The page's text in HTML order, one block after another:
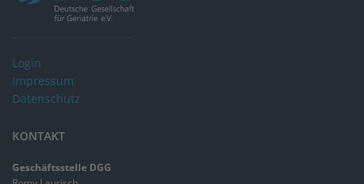
Login
Impressum
Datenschutz
KONTAKT
Geschäftsstelle DGG